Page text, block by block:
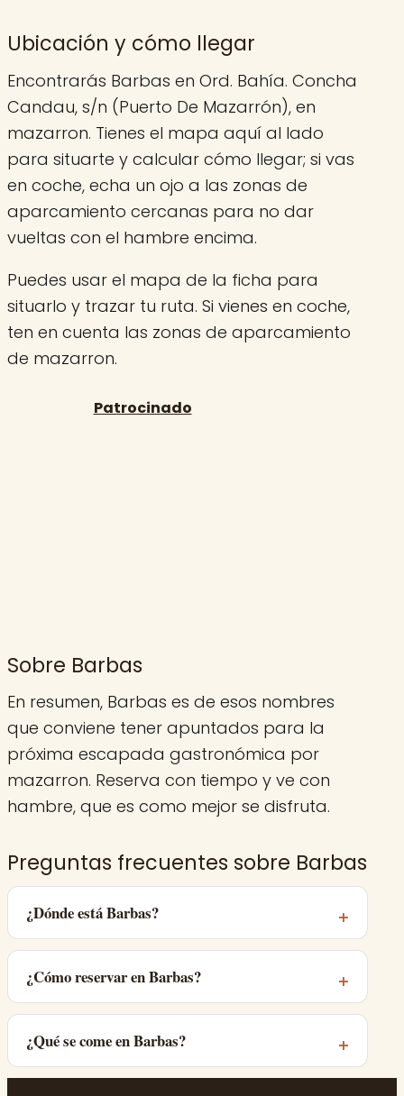
Ubicación y cómo llegar
Encontrarás Barbas en Ord. Bahía. Concha
Candau, s/n (Puerto De Mazarrón), en
mazarron. Tienes el mapa aquí al lado
para situarte y calcular cómo llegar; si vas
en coche, echa un ojo a las zonas de
aparcamiento cercanas para no dar
vueltas con el hambre encima.
Puedes usar el mapa de la ficha para
situarlo y trazar tu ruta. Si vienes en coche,
ten en cuenta las zonas de aparcamiento
de mazarron.
Sobre Barbas
En resumen, Barbas es de esos nombres
que conviene tener apuntados para la
próxima escapada gastronómica por
mazarron. Reserva con tiempo y ve con
hambre, que es como mejor se disfruta.
Preguntas frecuentes sobre Barbas
¿Dónde está Barbas?
¿Cómo reservar en Barbas?
¿Qué se come en Barbas?